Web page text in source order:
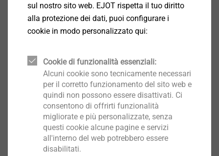
Show More
EJOWELD offre l’unica possibile soluzione per unire
materiali differenti (particolari in lega leggera con
acciaio ad alta resistenza) mediante un sistema
robotizzato senza dover effettuare alcun
pretrattamento (pulizia, decappaggio o preforatura)
L'attrezzatura è composta da un avvitatore di
piantaggio, un alimentatore ed un quadro di controllo -
sul nostro sito web. EJOT rispetta il tuo diritto
alla protezione dei dati, puoi configurare i
cookie in modo personalizzato qui:
Cookie di funzionalità essenziali:
Alcuni cookie sono tecnicamente necessari
per il corretto funzionamento del sito web e
quindi non possono essere disattivati. Ci
consentono di offrirti funzionalità
migliorate e più personalizzate, senza
questi cookie alcune pagine e servizi
all'interno del web potrebbero essere
disabilitati.